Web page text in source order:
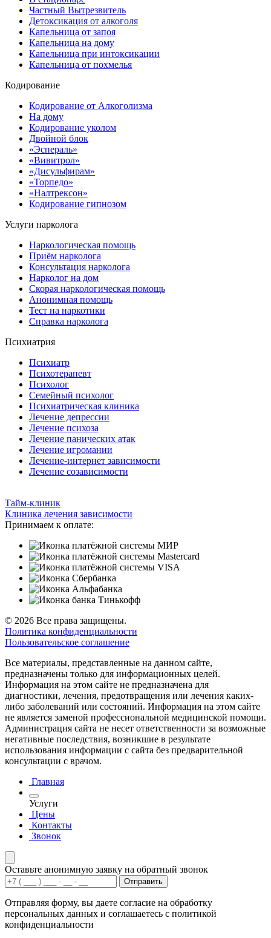
Частный Вытрезвитель
Детоксикация от алкоголя
Капельница от запоя
Капельница на дому
Капельница при интоксикации
Капельница от похмелья
Кодирование
Кодирование от Алкоголизма
На дому
Кодирование уколом
Двойной блок
«Эспераль»
«Вивитрол»
«Дисульфирам»
«Торпедо»
«Налтрексон»
Кодирование гипнозом
Услуги нарколога
Наркологическая помощь
Приём нарколога
Консультация нарколога
Нарколог на дом
Скорая наркологическая помощь
Анонимная помощь
Тест на наркотики
Справка нарколога
Психиатрия
Психиатр
Психотерапевт
Психолог
Семейный психолог
Психиатрическая клиника
Лечение депрессии
Лечение психоза
Лечение панических атак
Лечение игромании
Лечение-интернет зависимости
Лечение созависимости
Тайм-клиник
Клиника лечения зависимости
Принимаем к оплате:
© 2026 Все права защищены.
Политика конфиденциальности
Пользовательское соглашение
Все материалы, представленные на данном сайте,
предназначены только для информационных целей.
Информация на этом сайте не предназначена для
диагностики, лечения, предотвращения или лечения каких-
либо заболеваний или состояний. Информация на этом сайте
не является заменой профессиональной медицинской помощи.
Администрация сайта не несет ответственности за возможные
негативные последствия, возникшие в результате
использования информации с сайта без предварительной
консультации с врачом.
Главная
Услуги
Цены
Контакты
Звонок
Оставьте анонимную заявку на обратный звонок
Отправить
Отправляя форму, вы даете согласие на обработку
персональных данных и соглашаетесь с политикой
конфиденциальности